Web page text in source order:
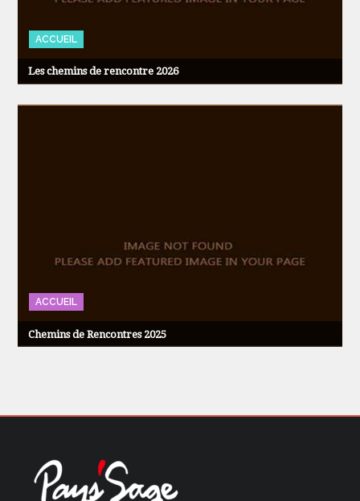
ACCUEIL
Les chemins de rencontre 2026
ACCUEIL
Chemins de Rencontres 2025